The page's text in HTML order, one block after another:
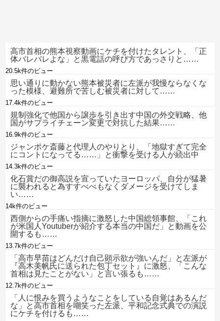
高市首相の熊本視察動画にケチを付けたタレント、「正
体バレバレよな」と黒電話の呼び方であっさりと……
20.5k件のビュー
思い通りに動かない熊本被災者に左派が我慢ならなくな
った模様、避難所で苦しむ被災者に対して……
17.4k件のビュー
規制強化で他国から譲歩を引き出す中国の外交戦略、他
国がサプライチェーン変更で対抗した結果……
16.9k件のビュー
ジャンポケ斎藤と代理人のやりとり、「地獄すぎて完全
にコントになってる……」と衝撃を受ける人が続出中
14.3k件のビュー
化石賞だの御高説を宣っていたヨーロッパ、自分が猛暑
に襲われると為すすべべもなくダメージを受けてしま
い……
14k件のビュー
西側からの手痛い指摘に激怒した中国総領事館、「これ
が米国人Youtuberが紹介する本当の中国だ」と動画を公
開するも……
13.7k件のビュー
「高市早苗はどんだけ自己顕示欲が強いんだ」と左派が
『高木美帆氏に送られた包丁セット』に激怒、「こんな
首相は見たことがない」と言い張るも……
12.7k件のビュー
「人に恨みを買うようなことをしている自覚はあるんだ
な」と高市首相を嘲笑った左派、平和記念式典での演説
にケチを付けるも……